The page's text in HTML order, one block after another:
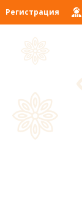
Регистрация